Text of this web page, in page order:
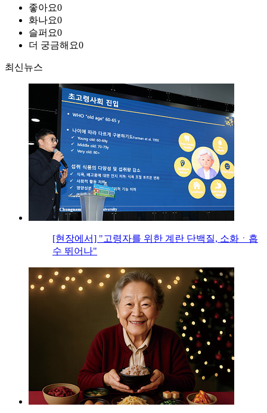
좋아요0
화나요0
슬퍼요0
더 궁금해요0
최신뉴스
[현장에서] "고령자를 위한 계란 단백질, 소화ㆍ흡
수 뛰어나"